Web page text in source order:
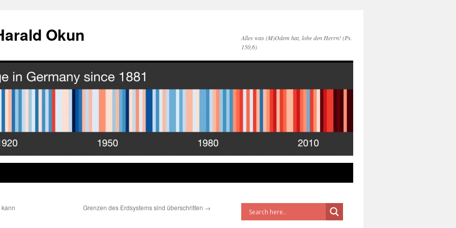
Okun
Alles was (M)Odem hat, lobe den Herrn! (Ps.
150,6)
Grenzen des Erdsystems sind überschritten →